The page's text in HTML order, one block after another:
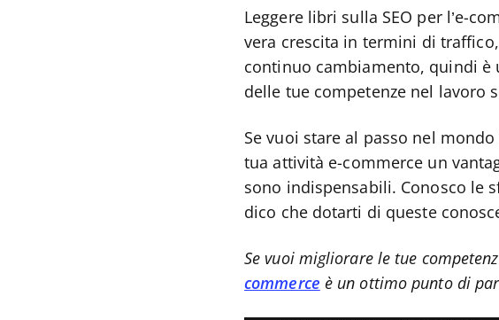
Leggere libri sulla SEO per l’e-
vera crescita in termini di
continuo cambiamento, quindi è
delle tue competenze nel lavoro
Se vuoi stare al passo nel
tua attività e-commerce un
sono indispensabili. Conosco le
dico che dotarti di queste
Se vuoi migliorare le tue
commerce è un ottimo punto di